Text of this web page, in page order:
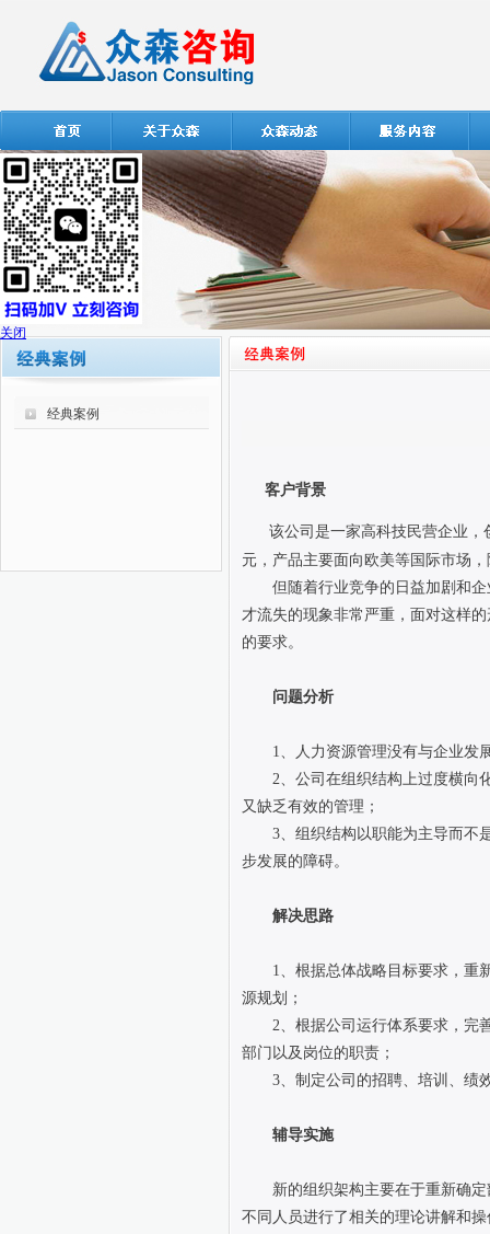
经典案例
客户背景
该公司是一家高科技民营企业，
元，产品主要面向欧美等国际市场
但随着行业竞争的日益加剧和企
才流失的现象非常严重，面对这样
的要求。
问题分析
1、人力资源管理没有与企业发
2、公司在组织结构上过度横向
又缺乏有效的管理；
3、组织结构以职能为主导而不是
步发展的障碍。
解决思路
1、根据总体战略目标要求，重新
源规划；
2、根据公司运行体系要求，完善
部门以及岗位的职责；
3、制定公司的招聘、培训、绩
辅导实施
新的组织架构主要在于重新确定
不同人员进行了相关的理论讲解和
关闭